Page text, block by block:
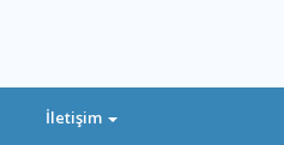
İletişim